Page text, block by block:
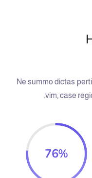
Ne summo dictas
vim, case
76%